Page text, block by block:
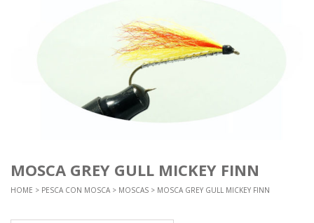
MOSCA GREY GULL MICKEY FINN
HOME > PESCA CON MOSCA > MOSCAS > MOSCA GREY GULL MICKEY FINN